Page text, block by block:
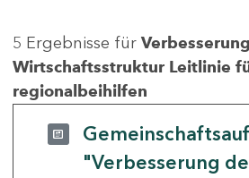
5 Ergebnisse für
Wirtschaftsstruktur Leitlinie
regionalbeihilfen
"Verbesserung